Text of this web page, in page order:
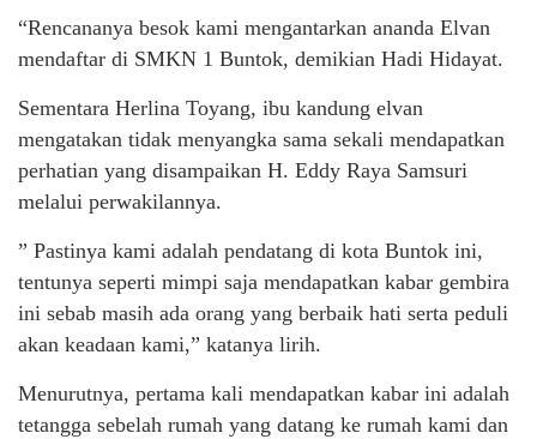
“Rencananya besok kami mengantarkan ananda Elvan
mendaftar di SMKN 1 Buntok, demikian Hadi Hidayat.
Sementara Herlina Toyang, ibu kandung elvan
mengatakan tidak menyangka sama sekali mendapatkan
perhatian yang disampaikan H. Eddy Raya Samsuri
melalui perwakilannya.
” Pastinya kami adalah pendatang di kota Buntok ini,
tentunya seperti mimpi saja mendapatkan kabar gembira
ini sebab masih ada orang yang berbaik hati serta peduli
akan keadaan kami,” katanya lirih.
Menurutnya, pertama kali mendapatkan kabar ini adalah
tetangga sebelah rumah yang datang ke rumah kami dan